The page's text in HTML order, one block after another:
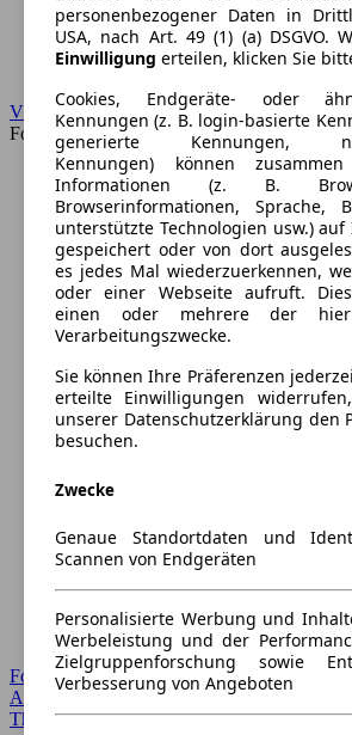
VW
Forum
Forum Startseite
Alle Auto-Foren
Themen-Forum
personenbezogener Daten in
USA, nach Art. 49 (1) (a) DSGVO.
Einwilligung erteilen, klicken Sie
Cookies, Endgeräte- oder
Kennungen (z. B. login-basierte
generierte Kennungen,
Kennungen) können
Informationen (z. B.
Browserinformationen, Sprache,
unterstützte Technologien usw.)
gespeichert oder von dort
es jedes Mal wiederzuerkennen,
oder einer Webseite aufruft.
einen oder mehrere der hier
Verarbeitungszwecke.
Sie können Ihre Präferenzen
erteilte Einwilligungen
unserer Datenschutzerklärung den
besuchen.
Zwecke
Genaue Standortdaten und
Scannen von Endgeräten
Personalisierte Werbung und
Werbeleistung und der
Zielgruppenforschung sowie
Verbesserung von Angeboten